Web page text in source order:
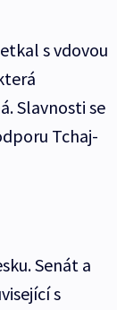
s vdovou
Slavnosti se
Tchaj-
Senát a
s